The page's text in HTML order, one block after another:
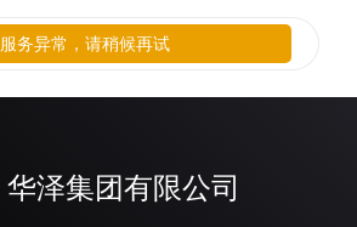
华泽集团有限公司
服务异常，请稍候再试